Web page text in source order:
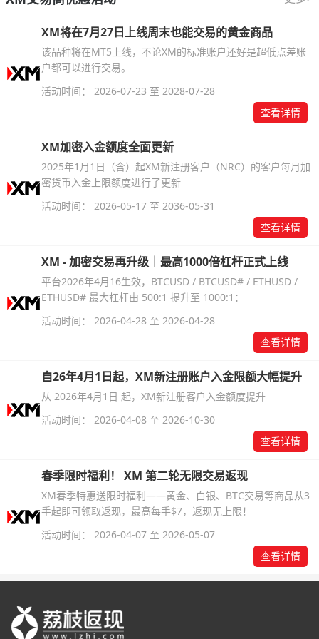
XM将在7月27日上线周末也能交易的黄金商品
该品种将在MT5上线，不论XM的标准账户还好是超低点差账
户都可以进行交易。
活动时间： 2026-07-23 至 2028-07-28
查看详情
XM加密入金额度全面更新
2025年1月1日（含）起XM新注册客户（NRC）的客户每月加
密货币入金上限额度进行了更新
活动时间： 2026-05-17 至 2036-05-31
查看详情
XM - 加密交易再升级｜最高1000倍杠杆正式上线
平台2026年4月16生效，BTCUSD / BTCUSD# / ETHUSD /
ETHUSD# 最大杠杆由 500:1 提升至 1000:1：
活动时间： 2026-04-28 至 2026-04-28
查看详情
自26年4月1日起，XM新注册账户入金限额大幅提升
从 2026年4月1日 起，XM新注册客户入金额度提升
活动时间： 2026-04-08 至 2026-10-30
查看详情
春季限时福利！ XM 第二轮无限交易返现
XM春季特惠送限时福利——黄金、白银、BTC交易等商品从3
手起即可领取返现，最高每手$7，返现无上限！
活动时间： 2026-04-07 至 2026-05-07
查看详情